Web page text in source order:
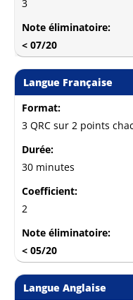
3
Note éliminatoire:
< 07/20
Langue Française
Format:
3 QRC sur 2 points
Durée:
30 minutes
Coefficient:
2
Note éliminatoire:
< 05/20
Langue Anglaise